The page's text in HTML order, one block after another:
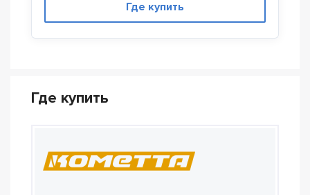
Где купить
Где купить